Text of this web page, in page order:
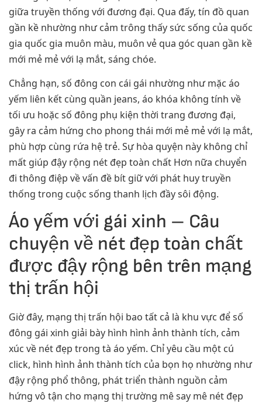
giữa truyền thống với đương đại. Qua đấy, tín đồ quan
gần kề nhường như cảm trông thấy sức sống của quốc
gia quốc gia muôn màu, muôn vẻ qua góc quan gần kề
mới mẻ mẻ với lạ mắt, sáng chóe.
Chẳng hạn, số đông con cái gái nhường như mặc áo
yếm liên kết cùng quần jeans, áo khóa không tính về
tối ưu hoặc số đông phụ kiện thời trang đương đại,
gây ra cảm hứng cho phong thái mới mẻ mẻ với lạ mắt,
phù hợp cùng rứa hệ trẻ. Sự hòa quyện này không chỉ
mất giúp đậy rộng nét đẹp toàn chất Hơn nữa chuyển
đi thông điệp về vấn đề bít giữ với phát huy truyền
thống trong cuộc sống thanh lịch đầy sôi động.
Áo yếm với gái xinh – Câu
chuyện về nét đẹp toàn chất
được đậy rộng bên trên mạng
thị trấn hội
Giờ đây, mạng thị trấn hội bao tất cả là khu vực để số
đông gái xinh giải bày hình hình ảnh thành tích, cảm
xúc về nét đẹp trong tà áo yếm. Chỉ yêu cầu một cú
click, hình hình ảnh thành tích của bọn họ nhường như
đậy rộng phổ thông, phát triển thành nguồn cảm
hứng vô tận cho mạng thị trường mê say mê nét đẹp